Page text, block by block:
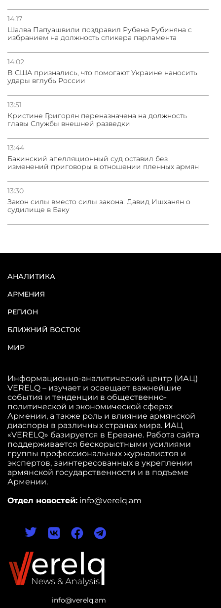
14:17
Шалва Папуашвили поздравил Рубена Рубиняна с
избранием на должность спикера парламента
14:02
В США признались, что помогают Украине наносить
удары вглубь России
13:51
Кристине Григорян переназначена на должность
главы Службы внешней разведки
13:44
Бакинский апелляционный суд оставил без
изменений приговоры в отношении пленных армян
13:30
Закон силы вместо силы закона: Давид Ишханян о
судилище в Баку
info@verelq.am
АНАЛИТИКА
АРМЕНИЯ
РЕГИОН
БЛИЖНИЙ ВОСТОК
МИР
Информационно-аналитический центр (ИАЦ)
VERELQ – изучает и освещает важнейшие
события и тенденции в общественно-
политической и экономической сферах
Армении, а также роль и влияние армянской
диаспоры в различных странах мира. ИАЦ
«VERELQ» базируется в Ереване. Работа сайта
поддерживается бескорыстными усилиями
группы профессиональных журналистов и
экспертов, заинтересованных в укреплении
армянской государственности и в подъеме
Армении.
Отдел новостей: info@verelq.am